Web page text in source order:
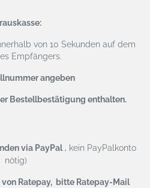
von 10 Sekunden auf dem
Empfängers.
angeben
Bestellbestätigung enthalten.
via PayPal, kein PayPalkonto
nötig)
von Ratepay, bitte Ratepay-Mail